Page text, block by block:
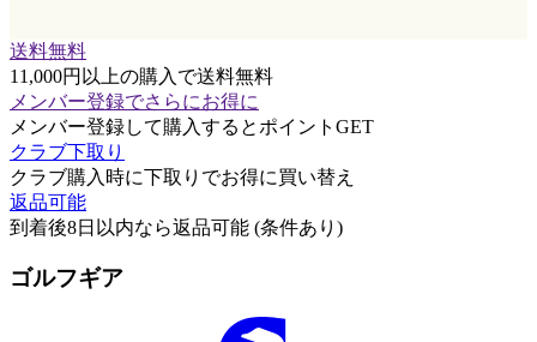
送料無料
11,000円以上の購入で送料無料
メンバー登録でさらにお得に
メンバー登録して購入するとポイントGET
クラブ下取り
クラブ購入時に下取りでお得に買い替え
返品可能
到着後8日以内なら返品可能 (条件あり)
ゴルフギア